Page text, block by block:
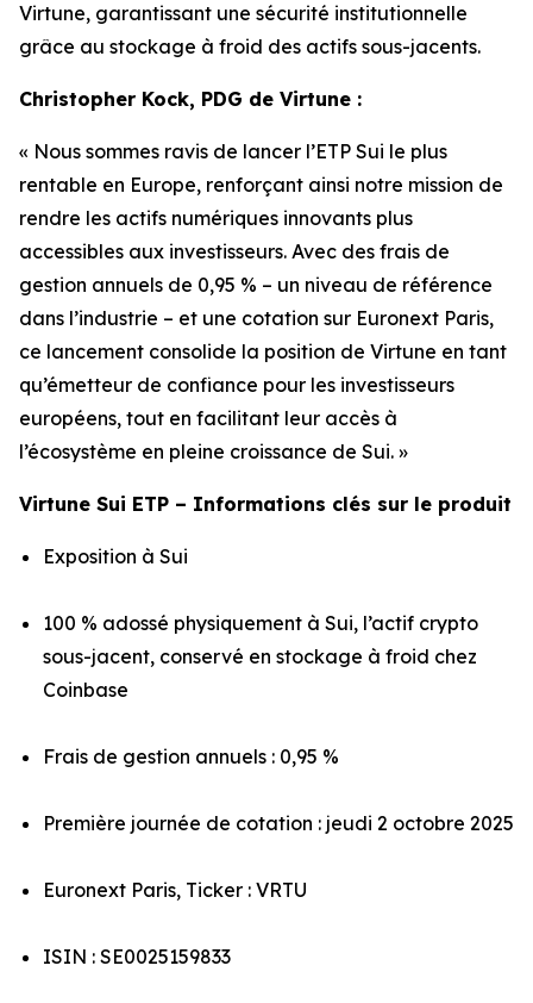
Virtune, garantissant une sécurité institutionnelle
grâce au stockage à froid des actifs sous-jacents.
Christopher Kock, PDG de Virtune :
« Nous sommes ravis de lancer l’ETP Sui le plus
rentable en Europe, renforçant ainsi notre mission de
rendre les actifs numériques innovants plus
accessibles aux investisseurs. Avec des frais de
gestion annuels de 0,95 % – un niveau de référence
dans l’industrie – et une cotation sur Euronext Paris,
ce lancement consolide la position de Virtune en tant
qu’émetteur de confiance pour les investisseurs
européens, tout en facilitant leur accès à
l’écosystème en pleine croissance de Sui. »
Virtune Sui ETP – Informations clés sur le produit
Exposition à Sui
100 % adossé physiquement à Sui, l’actif crypto
sous-jacent, conservé en stockage à froid chez
Coinbase
Frais de gestion annuels : 0,95 %
Première journée de cotation : jeudi 2 octobre 2025
Euronext Paris, Ticker : VRTU
ISIN : SE0025159833